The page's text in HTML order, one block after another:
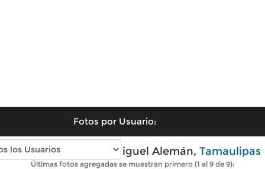
Fotos por Usuario:
Fotos modernas de Miguel Alemán, Tamaulipas
Últimas fotos agregadas se muestran primero (1 al 9 de 9):